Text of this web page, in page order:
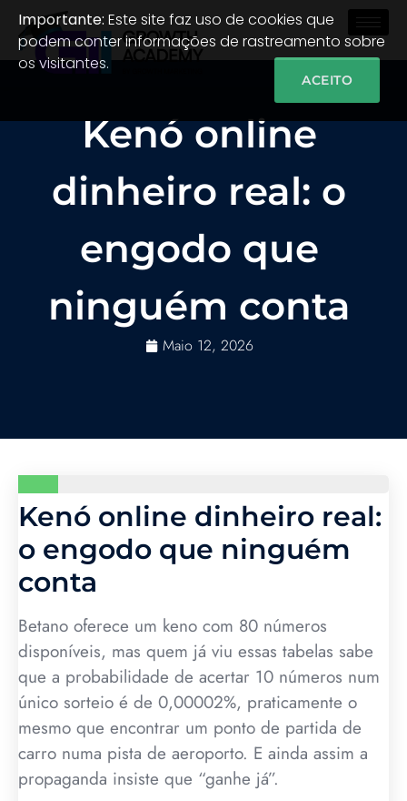
Kenó online
dinheiro real: o
engodo que
ninguém conta
Maio 12, 2026
Kenó online dinheiro real:
o engodo que ninguém
conta
Betano oferece um keno com 80 números
disponíveis, mas quem já viu essas tabelas sabe
que a probabilidade de acertar 10 números num
único sorteio é de 0,00002%, praticamente o
mesmo que encontrar um ponto de partida de
carro numa pista de aeroporto. E ainda assim a
propaganda insiste que “ganhe já”.
Importante: Este site faz uso de cookies que
podem conter informações de rastreamento sobre
os visitantes.
ACEITO